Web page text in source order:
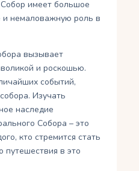
имеет большое
и немаловажную роль в
вызывает
и роскошью.
событий,
Изучать
наследие
Собора – это
кто стремится стать
путешествия в это